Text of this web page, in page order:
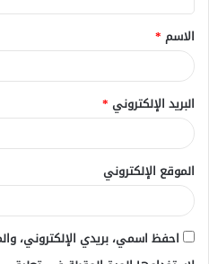
ق
*
الاسم *
البريد الإلكتروني *
الموقع الإلكتروني
احفظ اسمي، بريدي الإلكتروني،